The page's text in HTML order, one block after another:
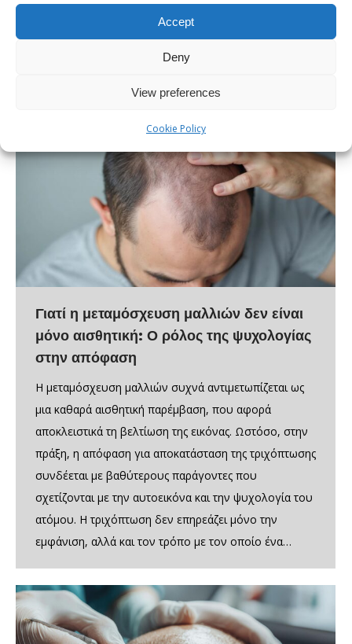
Accept
Deny
View preferences
Cookie Policy
χωρίστρα, ανδρογενετική αλωπεκία, εποχική
τριχόπτωση ή γενικότερη λέπτυνση των μαλλιών. Το
Γιατί η μεταμόσχευση μαλλιών δεν είναι
μόνο αισθητική: Ο ρόλος της ψυχολογίας
στην απόφαση
Η μεταμόσχευση μαλλιών συχνά αντιμετωπίζεται ως
μια καθαρά αισθητική παρέμβαση, που αφορά
αποκλειστικά τη βελτίωση της εικόνας. Ωστόσο, στην
πράξη, η απόφαση για αποκατάσταση της τριχόπτωσης
συνδέεται με βαθύτερους παράγοντες που
σχετίζονται με την αυτοεικόνα και την ψυχολογία του
ατόμου. Η τριχόπτωση δεν επηρεάζει μόνο την
εμφάνιση, αλλά και τον τρόπο με τον οποίο ένα…